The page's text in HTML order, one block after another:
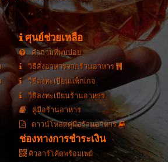
ศุนย์ช่วยเหลือ
คำถามที่พบบ่อย
วิธีสั่งอาหารจากร้านอาหาร
วิธีลงทะเบียนแพ็กเกจ
วิธีลงทะเบียนร้านอาหาร
คู่มือร้านอาหาร
ดาวน์โหลดคู่มือร้านอาหาร
ช่องทางการชำระเงิน
คิวอาร์โค้ดพร้อมเพย์